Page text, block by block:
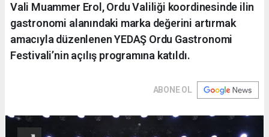
Vali Muammer Erol, Ordu Valiliği koordinesinde ilin
gastronomi alanındaki marka değerini artırmak
amacıyla düzenlenen YEDAŞ Ordu Gastronomi
Festivali’nin açılış programına katıldı.
ABONE OL